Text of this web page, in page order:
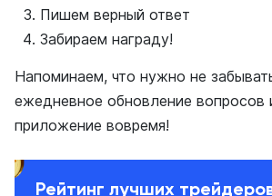
Пишем верный ответ
Забираем награду!
Напоминаем, что нужно не
ежедневное обновление вопросов
приложение вовремя!
Рейтинг лучших